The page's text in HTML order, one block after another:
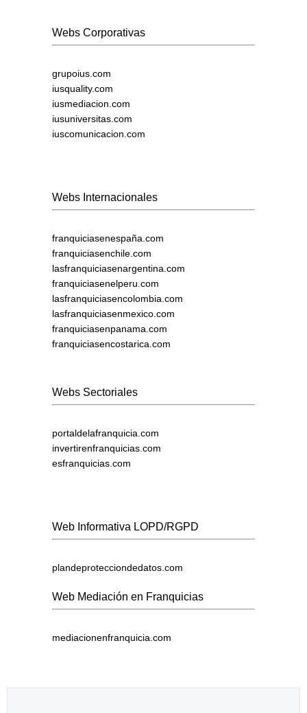
Webs Corporativas
grupoius.com
iusquality.com
iusmediacion.com
iusuniversitas.com
iuscomunicacion.com
Webs Internacionales
franquiciasenespaña.com
franquiciasenchile.com
lasfranquiciasenargentina.com
franquiciasenelperu.com
lasfranquiciasencolombia.com
lasfranquiciasenmexico.com
franquiciasenpanama.com
franquiciasencostarica.com
Webs Sectoriales
portaldelafranquicia.com
invertirenfranquicias.com
esfranquicias.com
Web Informativa LOPD/RGPD
plandeprotecciondedatos.com
Web Mediación en Franquicias
mediacionenfranquicia.com